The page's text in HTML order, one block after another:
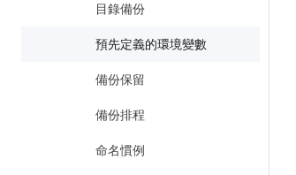
目錄備份
預先定義的環境變數
備份保留
備份排程
命名慣例